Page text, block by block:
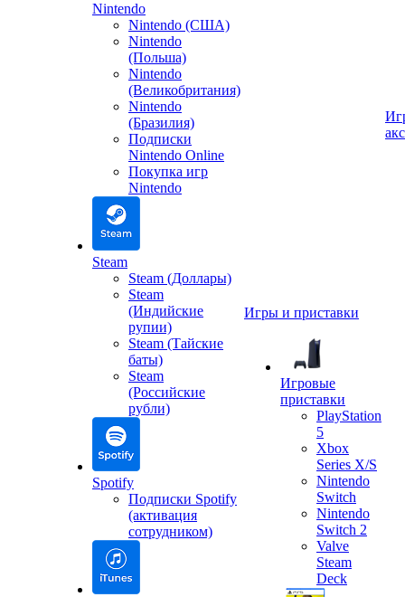
Nintendo
Nintendo (США)
Nintendo
(Польша)
Nintendo
(Великобритания)
Nintendo
(Бразилия)
Подписки
Nintendo Online
Покупка игр
Nintendo
Steam
Steam (Доллары)
Steam
(Индийские
рупии)
Steam (Тайские
баты)
Steam
(Российские
рубли)
Spotify
Подписки Spotify
(активация
сотрудником)
Игры и приставки
Игровые
приставки
PlayStation
5
Xbox
Series X/S
Nintendo
Switch
Nintendo
Switch 2
Valve
Steam
Deck